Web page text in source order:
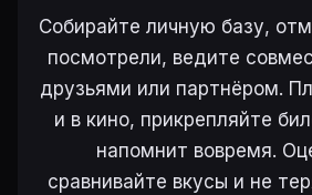
Собирайте личную базу,
посмотрели, ведите
друзьями или партнёром.
и в кино, прикрепляйте
напомнит вовремя.
сравнивайте вкусы и не